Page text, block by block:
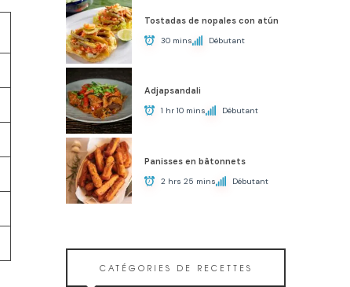
Tostadas de nopales con atún
30 mins Débutant
Adjapsandali
1 hr 10 mins Débutant
Panisses en bâtonnets
2 hrs 25 mins Débutant
CATÉGORIES DE RECETTES